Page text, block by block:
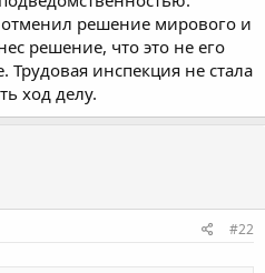
отменил решение мирового и
решение, что это не его
Трудовая инспекция не стала
ход делу.
#22